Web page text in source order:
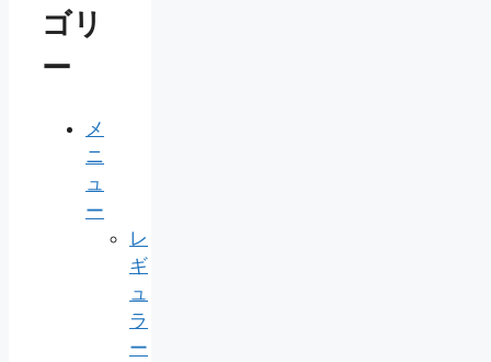
ゴリ
ー
メ
ニ
ュ
ー
レ
ギ
ュ
ラ
ー